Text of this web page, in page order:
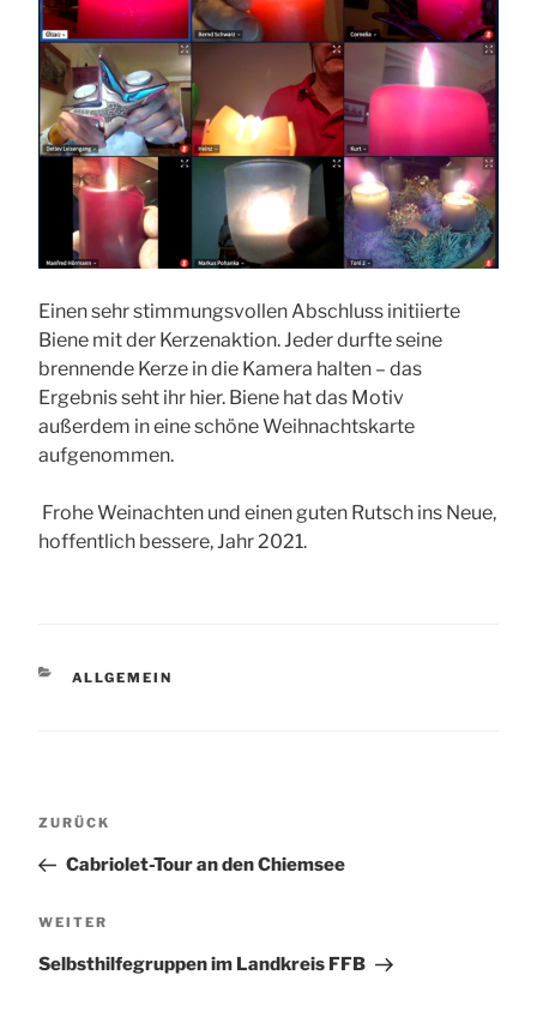
Einen sehr stimmungsvollen Abschluss initiierte
Biene mit der Kerzenaktion. Jeder durfte seine
brennende Kerze in die Kamera halten – das
Ergebnis seht ihr hier. Biene hat das Motiv
außerdem in eine schöne Weihnachtskarte
aufgenommen.
Frohe Weinachten und einen guten Rutsch ins Neue,
hoffentlich bessere, Jahr 2021.
KATEGORIEN
ALLGEMEIN
Vorheriger
ZURÜCK
Cabriolet-Tour an den Chiemsee
Nächster
WEITER
Selbsthilfegruppen im Landkreis FFB